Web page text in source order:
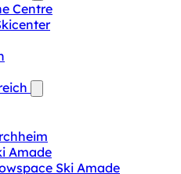
Centre
Amade
Ski Amade